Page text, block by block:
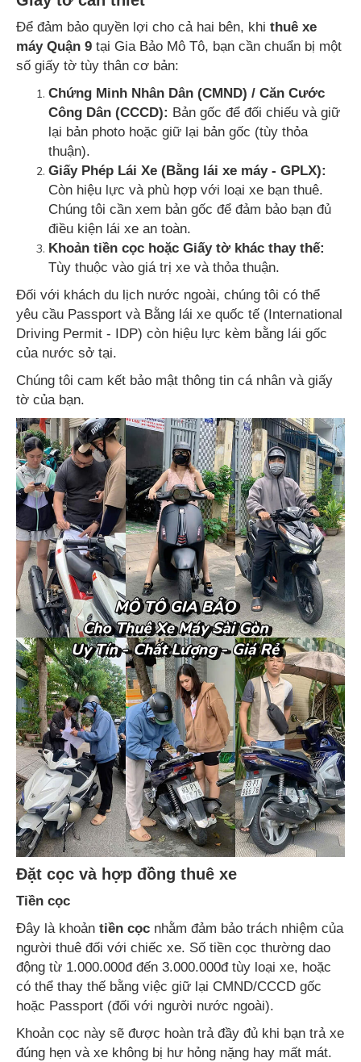
Để đảm bảo quyền lợi cho cả hai bên, khi thuê xe
máy Quận 9 tại Gia Bảo Mô Tô, bạn cần chuẩn bị một
số giấy tờ tùy thân cơ bản:
Chứng Minh Nhân Dân (CMND) / Căn Cước
Công Dân (CCCD): Bản gốc để đối chiếu và giữ
lại bản photo hoặc giữ lại bản gốc (tùy thỏa
thuận).
Giấy Phép Lái Xe (Bằng lái xe máy - GPLX):
Còn hiệu lực và phù hợp với loại xe bạn thuê.
Chúng tôi cần xem bản gốc để đảm bảo bạn đủ
điều kiện lái xe an toàn.
Khoản tiền cọc hoặc Giấy tờ khác thay thế:
Tùy thuộc vào giá trị xe và thỏa thuận.
Đối với khách du lịch nước ngoài, chúng tôi có thể
yêu cầu Passport và Bằng lái xe quốc tế (International
Driving Permit - IDP) còn hiệu lực kèm bằng lái gốc
của nước sở tại.
Chúng tôi cam kết bảo mật thông tin cá nhân và giấy
tờ của bạn.
Đặt cọc và hợp đồng thuê xe
Tiền cọc
Đây là khoản tiền cọc nhằm đảm bảo trách nhiệm của
người thuê đối với chiếc xe. Số tiền cọc thường dao
động từ 1.000.000đ đến 3.000.000đ tùy loại xe, hoặc
có thể thay thế bằng việc giữ lại CMND/CCCD gốc
hoặc Passport (đối với người nước ngoài).
Khoản cọc này sẽ được hoàn trả đầy đủ khi bạn trả xe
đúng hẹn và xe không bị hư hỏng nặng hay mất mát.